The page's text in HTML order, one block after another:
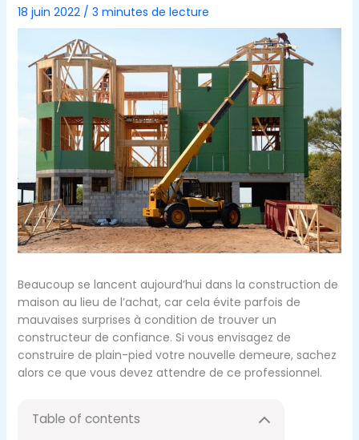
18 juin 2022 / 3 minutes de lecture
Beaucoup se lancent aujourd’hui dans la construction de
maison au lieu de l’achat, car cela évite parfois de
mauvaises surprises à condition de trouver un
constructeur de confiance. Si vous envisagez de
construire de plain-pied votre nouvelle demeure, sachez
alors ce que vous devez attendre de ce professionnel.
Table of contents